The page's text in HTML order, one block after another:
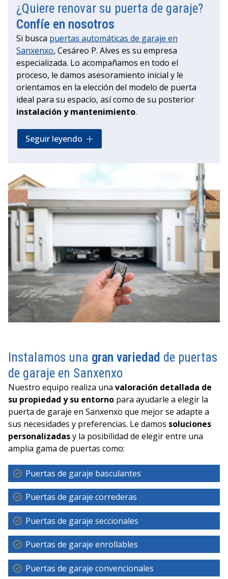
¿Quiere renovar su puerta de garaje?
Confíe en nosotros
Si busca puertas automáticas de garaje en
Sanxenxo, Cesáreo P. Alves es su empresa
especializada. Lo acompañamos en todo el
proceso, le damos asesoramiento inicial y le
orientamos en la elección del modelo de puerta
ideal para su espacio, así como de su posterior
instalación y mantenimiento.
Trabajamos con marcas líderes en el sector,
destacando, sobre las demás, nuestra
ofrecerle puertas que combinan una durabilidad
excepcional, sistemas de seguridad avanzados y
una estética innovadora para su hogar.
Seguir leyendo
Instalamos una gran variedad de puertas
de garaje en Sanxenxo
Nuestro equipo realiza una valoración detallada de
su propiedad y su entorno para ayudarle a elegir la
puerta de garaje en Sanxenxo que mejor se adapte a
sus necesidades y preferencias. Le damos soluciones
personalizadasy la posibilidad de elegir entre una
amplia gama de puertas como:
Puertas de garaje basculantes
Puertas de garaje correderas
Puertas de garaje seccionales
Puertas de garaje enrollables
Puertas de garaje convencionales